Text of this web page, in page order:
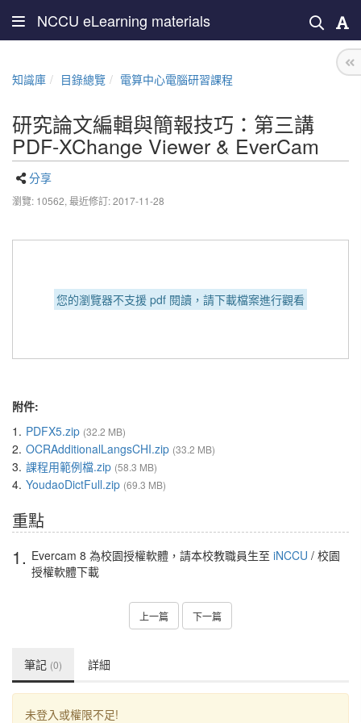
NCCU eLearning materials
知識庫 目錄總覽 電算中心電腦研習課程
研究論文編輯與簡報技巧：第三講
PDF-XChange Viewer & EverCam
分享
瀏覽: 10562, 最近修訂: 2017-11-28
您的瀏覽器不支援 pdf 閱讀，請下載檔案進行觀看
附件:
1. PDFX5.zip (32.2 MB)
2. OCRAdditionalLangsCHI.zip (33.2 MB)
3. 課程用範例檔.zip (58.3 MB)
4. YoudaoDictFull.zip (69.3 MB)
重點
1. Evercam 8 為校園授權軟體，請本校教職員生至 iNCCU / 校園
授權軟體下載
上一篇 下一篇
筆記 (0) 詳細
未登入或權限不足!